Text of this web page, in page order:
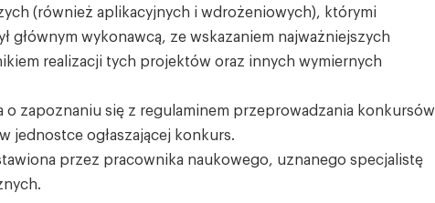
(również aplikacyjnych i wdrożeniowych), którymi
głównym wykonawcą, ze wskazaniem najważniejszych
realizacji tych projektów oraz innych wymiernych
o zapoznaniu się z regulaminem przeprowadzania konkursów
jednostce ogłaszającej konkurs.
przez pracownika naukowego, uznanego specjalistę